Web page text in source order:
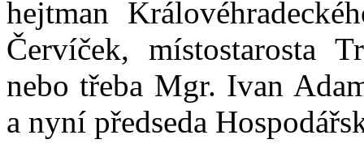
hejtman
Červíček, místostarosta
nebo třeba Mgr. Ivan
a nyní předseda